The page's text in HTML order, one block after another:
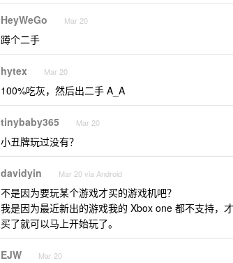
HeyWeGo Mar 20
蹲个二手
hytex Mar 20
100%吃灰，然后出二手 A_A
tinybaby365 Mar 20
小丑牌玩过没有？
davidyin Mar 20 via Android
不是因为要玩某个游戏才买的游戏机吧？
我是因为最近新出的游戏我的 Xbox one 都不支持，
买了就可以马上开始玩了。
EJW Mar 20